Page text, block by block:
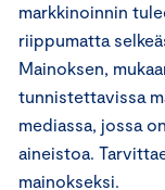
markkinoinnin
riippumatta
Mainoksen,
tunnistettavissa
mediassa, jossa
aineistoa.
mainokseksi.